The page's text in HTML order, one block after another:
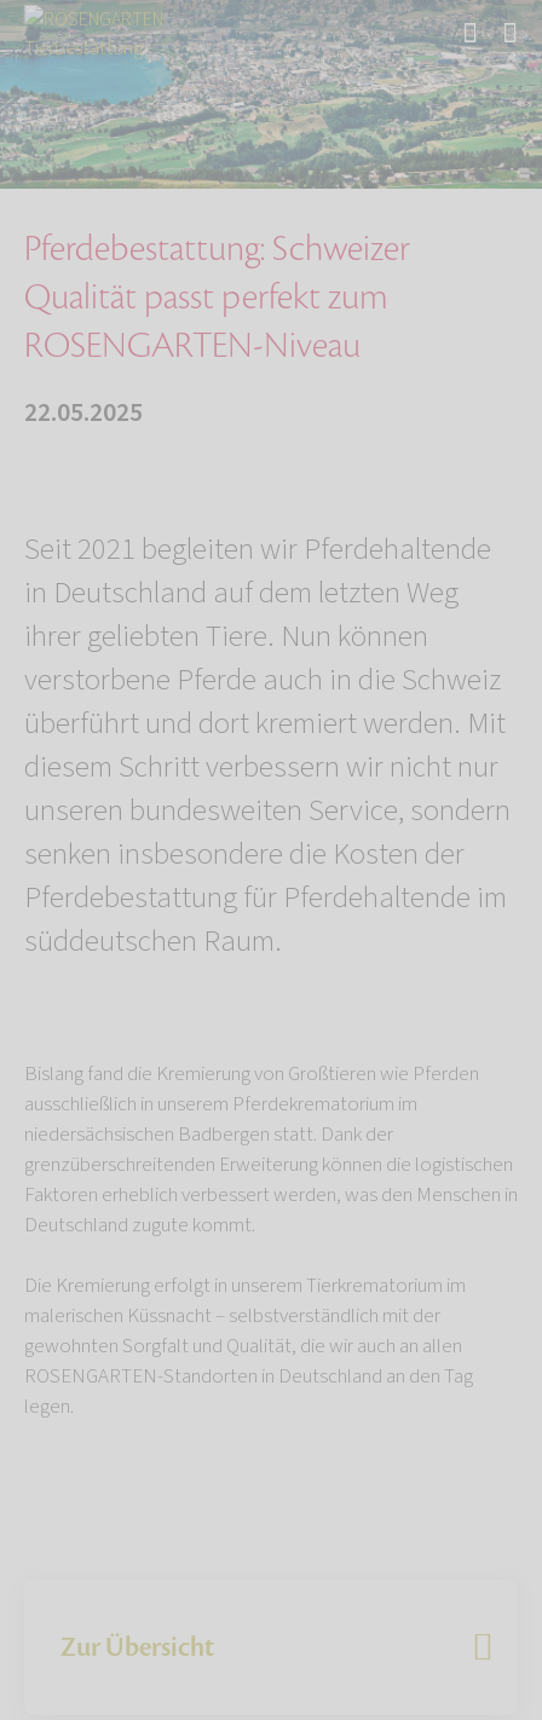
Start
Aktuelles
Pferdebestattung: Schweizer Qualität passt pe…
Pferdebestattung: Schweizer
Qualität passt perfekt zum
ROSENGARTEN-Niveau
22.05.2025
Seit 2021 begleiten wir Pferdehaltende
in Deutschland auf dem letzten Weg
ihrer geliebten Tiere. Nun können
verstorbene Pferde auch in die Schweiz
überführt und dort kremiert werden. Mit
diesem Schritt verbessern wir nicht nur
unseren bundesweiten Service, sondern
senken insbesondere die Kosten der
Pferdebestattung für Pferdehaltende im
süddeutschen Raum.
Bislang fand die Kremierung von Großtieren wie Pferden
ausschließlich in unserem Pferdekrematorium im
niedersächsischen Badbergen statt. Dank der
grenzüberschreitenden Erweiterung können die logistischen
Faktoren erheblich verbessert werden, was den Menschen in
Deutschland zugute kommt.
Die Kremierung erfolgt in unserem Tierkrematorium im
malerischen Küssnacht – selbstverständlich mit der
gewohnten Sorgfalt und Qualität, die wir auch an allen
ROSENGARTEN-Standorten in Deutschland an den Tag
legen.
Zur Übersicht